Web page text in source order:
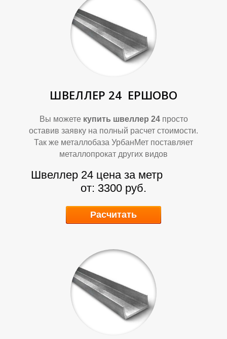
У
Б
ШВЕЛЛЕР 24 ЕРШОВО
Вы можете купить швеллер 24просто
оставив заявку на полный расчет стоимости.
Так же металлобаза УрбанМет поставляет
металлопрокат других видов
Швеллер 24 цена за метр
от: 3300 руб.
Расчитать
У
Б